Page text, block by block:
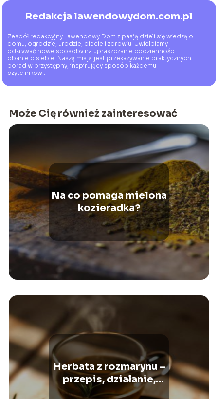
Redakcja lawendowydom.com.pl
Zespół redakcyjny Lawendowy Dom z pasją dzieli się wiedzą o
domu, ogrodzie, urodzie, diecie i zdrowiu. Uwielbiamy
odkrywać nowe sposoby na upraszczanie codzienności i
dbanie o siebie. Naszą misją jest przekazywanie praktycznych
porad w przystępny, inspirujący sposób każdemu
czytelnikowi.
Może Cię również zainteresować
Na co pomaga mielona
kozieradka?
Herbata z rozmarynu –
przepis, działanie,
zastosowanie